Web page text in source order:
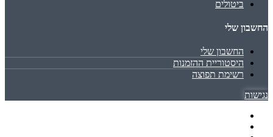
ביטולים
החשבון שלי
החשבון שלי
היסטוריית ההזמנות
רשימת תפוצה
נגישות